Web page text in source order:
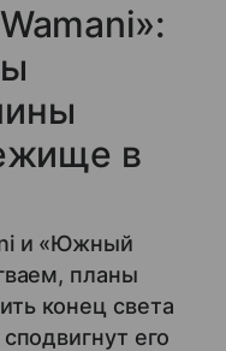
в
и «Южный
планы
конец света
его